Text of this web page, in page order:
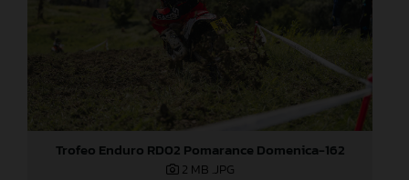
Trofeo Enduro RD02 Pomarance Domenica-162
2 MB .JPG